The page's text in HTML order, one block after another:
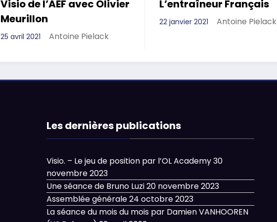
Visio de l’AEF avec Olivier
Meurillon
25 avril 2021 Antoine Pielack
L’entraîneur Français
22 janvier 2021 Antoine Pielack
Les dernières publications
Visio. – Le jeu de position par l’OL Academy30
novembre 2023
Une séance de Bruno Luzi20 novembre 2023
Assemblée générale24 octobre 2023
La séance du mois du mois par Damien VANHOOREN